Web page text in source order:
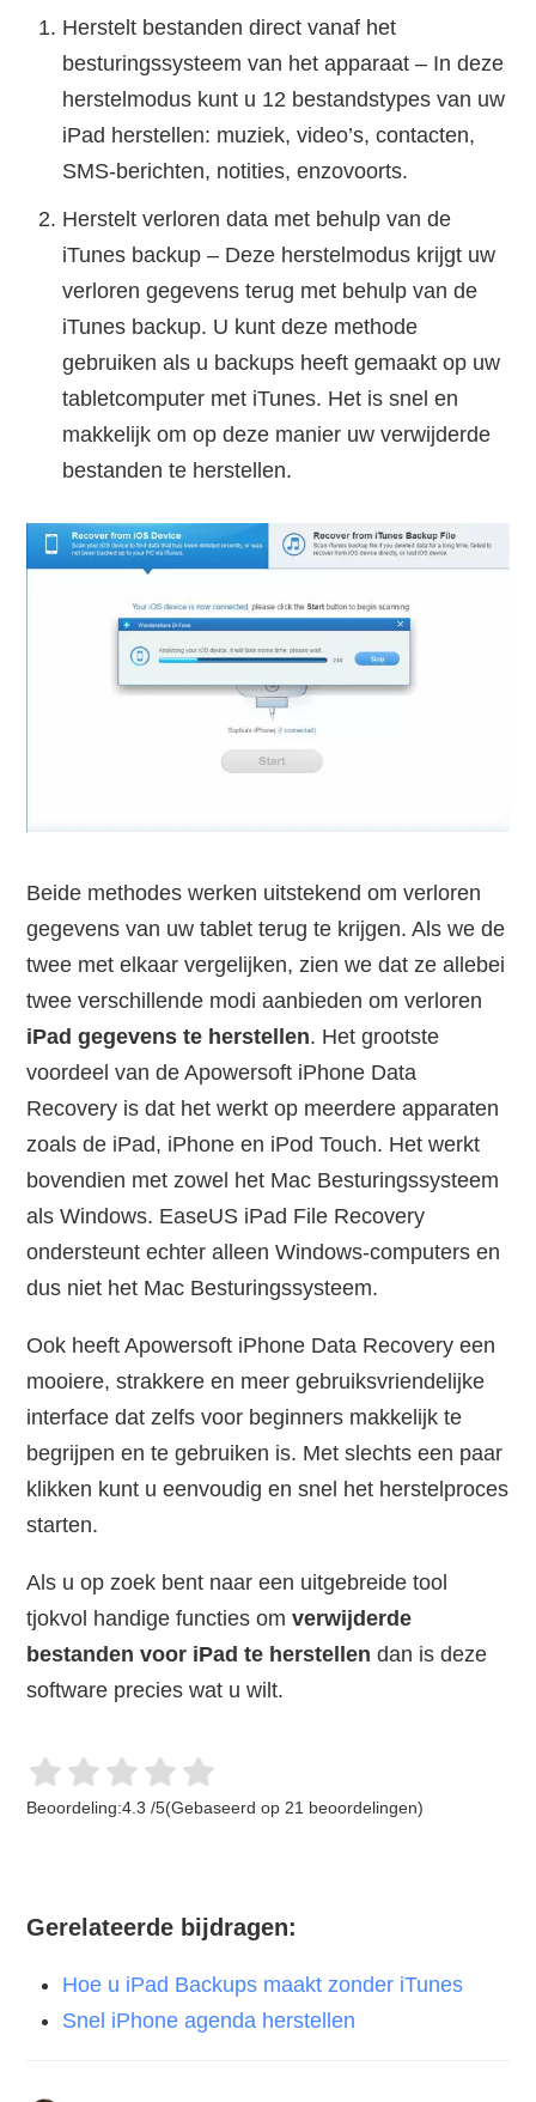
Herstelt bestanden direct vanaf het
besturingssysteem van het apparaat – In deze
herstelmodus kunt u 12 bestandstypes van uw
iPad herstellen: muziek, video’s, contacten,
SMS-berichten, notities, enzovoorts.
Herstelt verloren data met behulp van de
iTunes backup – Deze herstelmodus krijgt uw
verloren gegevens terug met behulp van de
iTunes backup. U kunt deze methode
gebruiken als u backups heeft gemaakt op uw
tabletcomputer met iTunes. Het is snel en
makkelijk om op deze manier uw verwijderde
bestanden te herstellen.
Beide methodes werken uitstekend om verloren
gegevens van uw tablet terug te krijgen. Als we de
twee met elkaar vergelijken, zien we dat ze allebei
twee verschillende modi aanbieden om verloren
iPad gegevens te herstellen. Het grootste
voordeel van de Apowersoft iPhone Data
Recovery is dat het werkt op meerdere apparaten
zoals de iPad, iPhone en iPod Touch. Het werkt
bovendien met zowel het Mac Besturingssysteem
als Windows. EaseUS iPad File Recovery
ondersteunt echter alleen Windows-computers en
dus niet het Mac Besturingssysteem.
Ook heeft Apowersoft iPhone Data Recovery een
mooiere, strakkere en meer gebruiksvriendelijke
interface dat zelfs voor beginners makkelijk te
begrijpen en te gebruiken is. Met slechts een paar
klikken kunt u eenvoudig en snel het herstelproces
starten.
Als u op zoek bent naar een uitgebreide tool
tjokvol handige functies om verwijderde
bestanden voor iPad te herstellen dan is deze
software precies wat u wilt.
Beoordeling:4.3 /5(Gebaseerd op 21 beoordelingen)
Gerelateerde bijdragen:
Hoe u iPad Backups maakt zonder iTunes
Snel iPhone agenda herstellen